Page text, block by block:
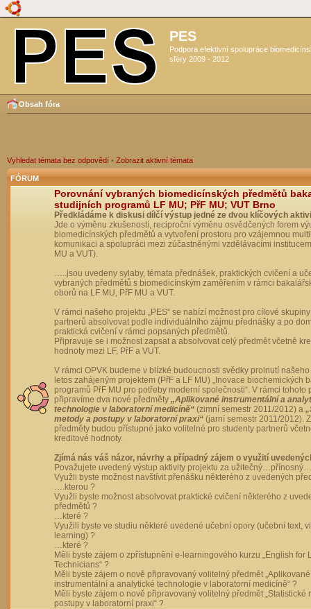
PES
Podpora efektivní spolupráce
sféry 2009 - 2012
Obsah fóra
Vyhledat témata bez odpovědí • Zobrazit aktivní témata
FÓRUM
Porovnání vybraných biomedicínských předmětů
studijních programů LF MU; PřF MU; VUT Brno
Předkládáme k diskusi dílčí výstup jedné ze dvou klíčových
Jde o výměnu zkušeností, reciproční výměnu osvědčených forem
biomedicínských předmětů a vytvoření prostoru pro vzájemnou
komunikaci a spolupráci mezi zúčastněnými vzdělávacími
MU a VUT).
…..jsou uvedeny sylaby, témata přednášek, praktických cvičení a
vybraných předmětů s biomedicínským zaměřením v rámci
oborů na LF MU, PřF MU a VUT.
V rámci našeho projektu „PES“ se nabízí možnost pro cílové
partnerů absolvovat podle individuálního zájmu přednášky a po
praktická cvičení v rámci popsaných předmětů.
Připravuje se i možnost zapsat a absolvovat celý předmět včetně
hodnoty mezi LF, PřF a VUT.
V rámci OPVK budeme v blízké budoucnosti svědky prolnutí
letos zahájeným projektem (PřF a LF MU) „Inovace biochemických
programů PřF MU pro potřeby moderní společnosti“. V rámci tohoto
připravíme dva nové předměty „Aplikované instrumentální a
technologie v laboratorní medicíně“ (zimní semestr 2011/2012) a
metody a postupy v laboratorní praxi“ (jarní semestr 2011/2012).
předměty budou přístupné jako volitelné pro studenty partnerů
kreditové hodnoty.
Zjímá nás váš názor, návrhy a případný zájem o využití
Považujete uvedený výstup aktivity projektu za
Využli byste možnost navštívit přenášku některého z uvedených
….kterou ?
Využli byste možnost absolvovat praktické cvičení některého z
předmětů ?
…které ?
Využili byste ve studiu některé uvedené učební opory (učební text,
learning) ?
…které ?
Měli byste zájem o zpřístupnění e-learningového kurzu „English for
Technicians“ ?
Měli byste zájem o nově připravovaný volitelný předmět „Aplikované
instrumentální a analytické technologie v laboratorní medicíně“ ?
Měli byste zájem o nově připravovaný volitelný předmět „Statistické
postupy v laboratorní praxi“ ?